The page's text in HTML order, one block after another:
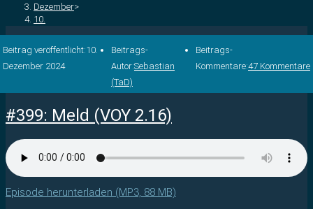
Dezember>
10.
Beitrag veröffentlicht:10.
Dezember 2024
Beitrags-
Autor:Sebastian
(TaD)
Beitrags-
Kommentare:47 Kommentare
#399: Meld (VOY 2.16)
Episode herunterladen (MP3, 88 MB)